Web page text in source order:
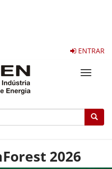
ENTRAR
Toggle
2026